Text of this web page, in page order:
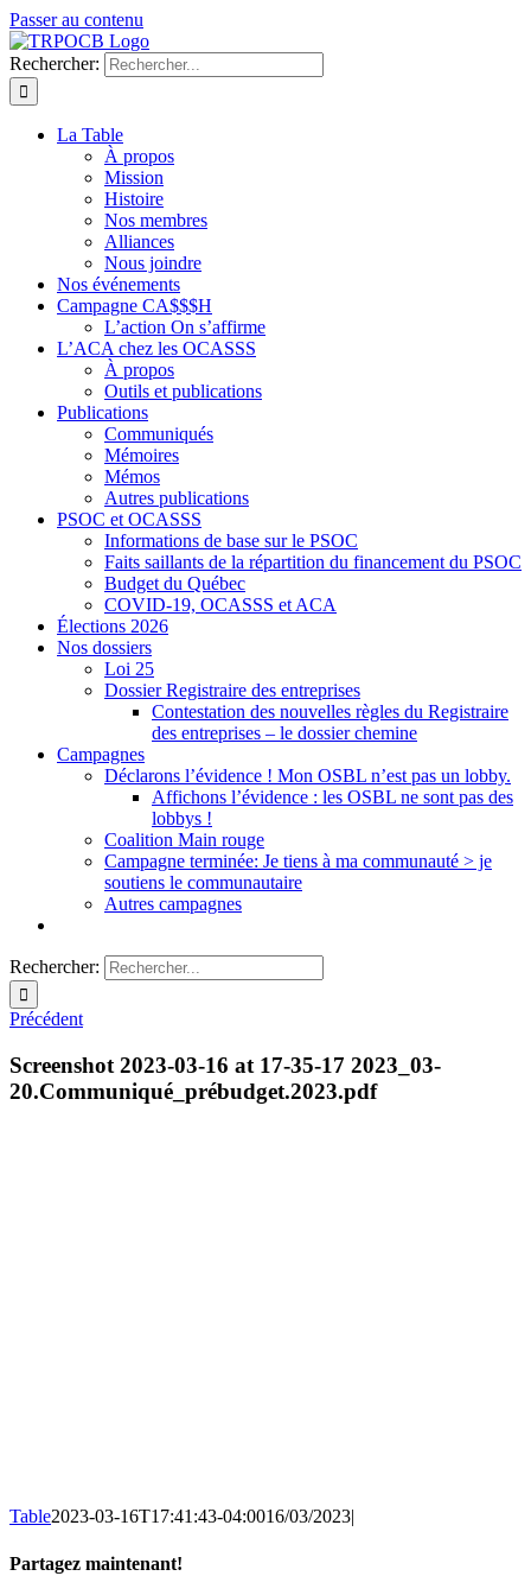
Passer au contenu
Rechercher:
La Table
À propos
Mission
Histoire
Nos membres
Alliances
Nous joindre
Nos événements
Campagne CA$$$H
L’action On s’affirme
L’ACA chez les OCASSS
À propos
Outils et publications
Publications
Communiqués
Mémoires
Mémos
Autres publications
PSOC et OCASSS
Informations de base sur le PSOC
Faits saillants de la répartition du financement du PSOC
Budget du Québec
COVID-19, OCASSS et ACA
Élections 2026
Nos dossiers
Loi 25
Dossier Registraire des entreprises
Contestation des nouvelles règles du Registraire
des entreprises – le dossier chemine
Campagnes
Déclarons l’évidence ! Mon OSBL n’est pas un lobby.
Affichons l’évidence : les OSBL ne sont pas des
lobbys !
Coalition Main rouge
Campagne terminée: Je tiens à ma communauté > je
soutiens le communautaire
Autres campagnes
Rechercher:
Précédent
Screenshot 2023-03-16 at 17-35-17 2023_03-
20.Communiqué_prébudget.2023.pdf
Table2023-03-16T17:41:43-04:0016/03/2023|
Partagez maintenant!